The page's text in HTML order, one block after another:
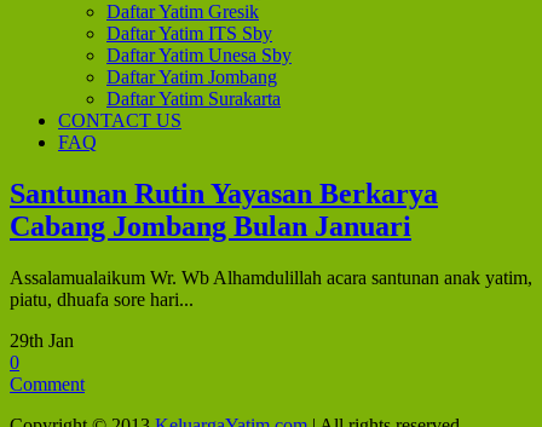
Daftar Yatim Gresik
Daftar Yatim ITS Sby
Daftar Yatim Unesa Sby
Daftar Yatim Jombang
Daftar Yatim Surakarta
CONTACT US
FAQ
Santunan Rutin Yayasan Berkarya
Cabang Jombang Bulan Januari
Assalamualaikum Wr. Wb Alhamdulillah acara santunan anak yatim,
piatu, dhuafa sore hari...
29th Jan
0
Comment